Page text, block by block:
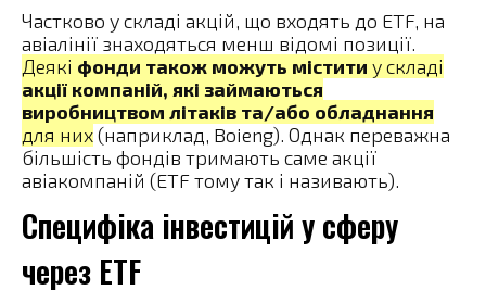
Частково у складі акцій, що входять до ETF, на
авіалінії знаходяться менш відомі позиції.
Деякі фонди також можуть містити у складі
акції компаній, які займаються
виробництвом літаків та/або обладнання
для них(наприклад, Boieng). Однак переважна
більшість фондів тримають саме акції
авіакомпаній (ETF тому так і називають).
Специфіка інвестицій у сферу
через ETF